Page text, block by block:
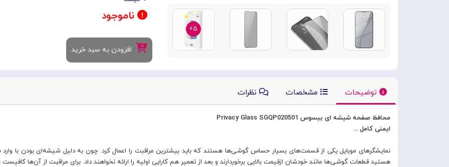
۵+
ناموجود
افزودن به سبد خرید
توضیحات مشخصات نظرات
محافظ صفحه شیشه ای بیسوس Privacy Glass SGQP020501
ایمنی کامل ...
نمایشگرهای موبایل یکی از قسمت‌های بسیار حساس گوشی‌ها هستند که باید بیشترین مراقبت را اعمال کرد. چون به دلیل شیشه‌ای بودن با
هستید قطعات گوشی‌ها مانند خودشان ازقیمت بالایی برخوردارند و بعد از تعمیر هم کارایی اولیه را ارائه نخواهند داد. برای مراقبت از آن‌ها